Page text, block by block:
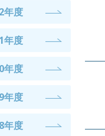
年度
年度
年度
年度
年度